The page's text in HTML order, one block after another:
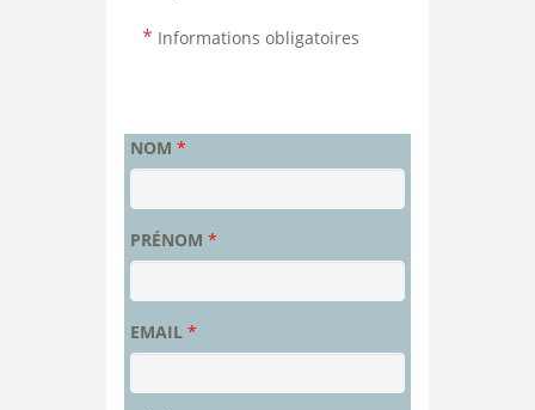
* Informations obligatoires
NOM *
PRÉNOM *
EMAIL *